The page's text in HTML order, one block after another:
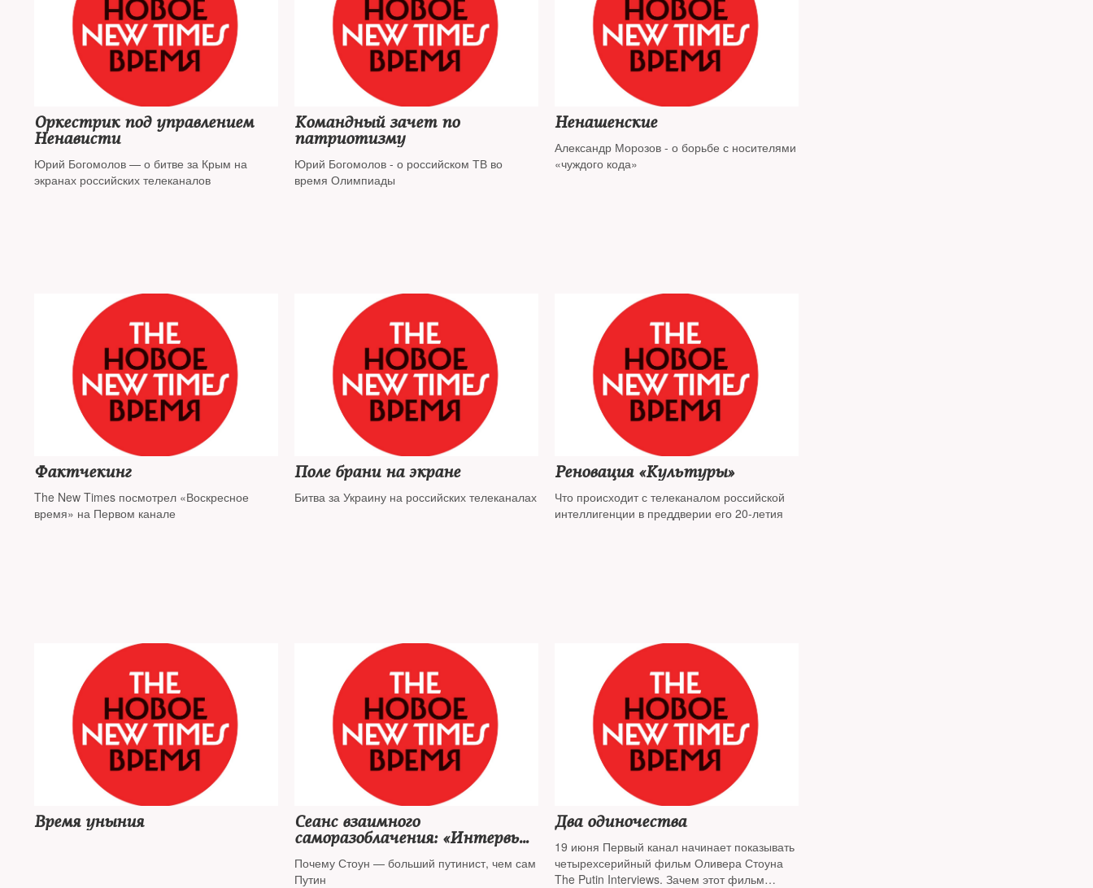
Оркестрик под управлением
Ненависти
Юрий Богомолов — о битве за Крым на
экранах российских телеканалов
Командный зачет по
патриотизму
Юрий Богомолов - о российском ТВ во
время Олимпиады
Ненашенские
Александр Морозов - о борьбе с носителями
«чуждого кода»
Фактчекинг
The New Times посмотрел «Воскресное
время» на Первом канале
Поле брани на экране
Битва за Украину на российских телеканалах
Реновация «Культуры»
Что происходит с телеканалом российской
интеллигенции в преддверии его 20-летия
Время уныния
Сеанс взаимного
саморазоблачения: «Интервью
с Путиным» Оливера Стоуна
Почему Стоун — больший путинист, чем сам
Путин
Два одиночества
19 июня Первый канал начинает показывать
четырехсерийный фильм Оливера Стоуна
The Putin Interviews. Зачем этот фильм